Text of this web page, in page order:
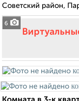
6
Советский район,